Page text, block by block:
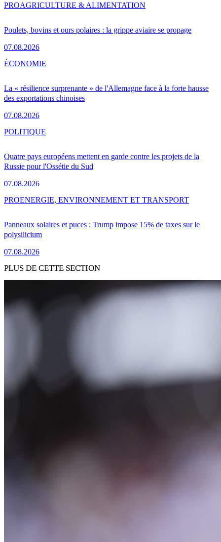
Poulets, bovins et ours polaires : la grippe aviaire se propage
07.08.2026
PROAGRICULTURE & ALIMENTATION
La « résilience surprenante » de l'Allemagne face à la forte hausse
des exportations chinoises
07.08.2026
ÉCONOMIE
Quatre pays européens mettent en garde contre les projets de la
Russie pour l'Ossétie du Sud
07.08.2026
POLITIQUE
Panneaux solaires et puces : Trump impose 15% de taxes sur le
polysilicium
07.08.2026
PROENERGIE, ENVIRONNEMENT ET TRANSPORT
PLUS DE CETTE SECTION